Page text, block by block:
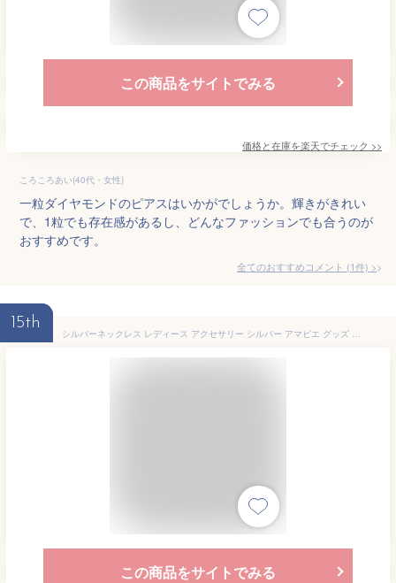
この商品をサイトでみる
価格と在庫を楽天でチェック >>
ころころあい(40代・女性)
一粒ダイヤモンドのピアスはいかがでしょうか。輝きがきれい
で、1粒でも存在感があるし、どんなファッションでも合うのが
おすすめです。
全てのおすすめコメント (1件) >
15th
シルバーネックレス レディース アクセサリー シルバー アマビエ グッズ お守り 疫病退散 妖怪アマビエ ルビー 母の日 2026
この商品をサイトでみる